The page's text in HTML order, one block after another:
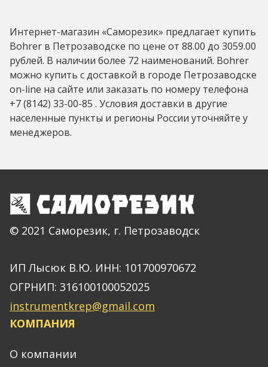
Интернет-магазин «Саморезик» предлагает купить
Bohrer в Петрозаводске по цене от 88.00 до 3059.00
рублей. В наличии более 72 наименований. Bohrer
можно купить с доставкой в городе Петрозаводске
on-line на сайте или заказать по номеру телефона
+7 (8142) 33-00-85 . Условия доставки в другие
населенные пункты и регионы России уточняйте у
менеджеров.
© 2021 Саморезик, г. Петрозаводск
ИП Лысюк В.Ю. ИНН: 101700970672
ОГРНИП: 316100100052025
instrumentkrep@gmail.com
КОМПАНИЯ
О компании